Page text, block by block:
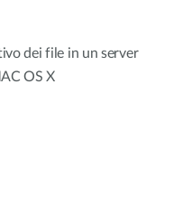
dei file in un server
OS X